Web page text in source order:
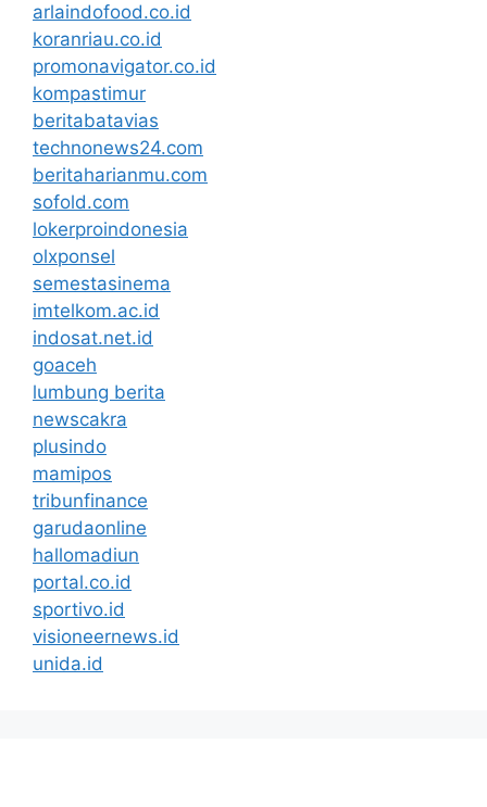
arlaindofood.co.id
koranriau.co.id
promonavigator.co.id
kompastimur
beritabatavias
technonews24.com
beritaharianmu.com
sofold.com
lokerproindonesia
olxponsel
semestasinema
imtelkom.ac.id
indosat.net.id
goaceh
lumbung berita
newscakra
plusindo
mamipos
tribunfinance
garudaonline
hallomadiun
portal.co.id
sportivo.id
visioneernews.id
unida.id